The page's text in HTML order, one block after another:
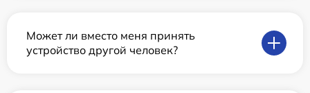
Может ли вместо меня принять
устройство другой человек?